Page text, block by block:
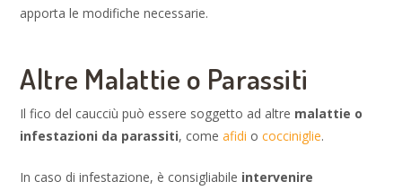
apporta le modifiche necessarie.
Altre Malattie o Parassiti
Il fico del caucciù può essere soggetto ad altre malattie o
infestazioni da parassiti, comeafidi ococciniglie.
In caso di infestazione, è consigliabile intervenire